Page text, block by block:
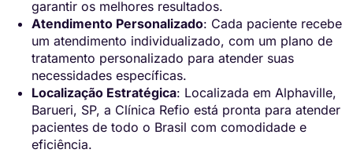
garantir os melhores resultados.
Atendimento Personalizado: Cada paciente recebe
um atendimento individualizado, com um plano de
tratamento personalizado para atender suas
necessidades específicas.
Localização Estratégica: Localizada em Alphaville,
Barueri, SP, a Clínica Refio está pronta para atender
pacientes de todo o Brasil com comodidade e
eficiência.